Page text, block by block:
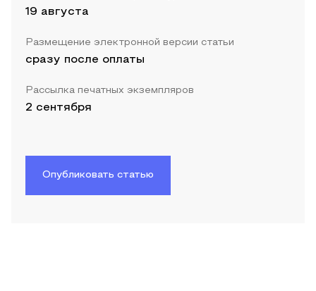
19 августа
Размещение электронной версии статьи
сразу после оплаты
Рассылка печатных экземпляров
2 сентября
Опубликовать статью